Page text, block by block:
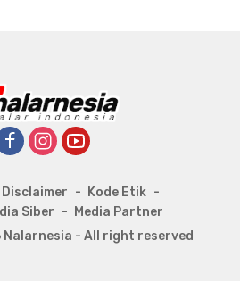
Disclaimer
Kode Etik
Siber
Media Partner
Nalarnesia - All right reserved